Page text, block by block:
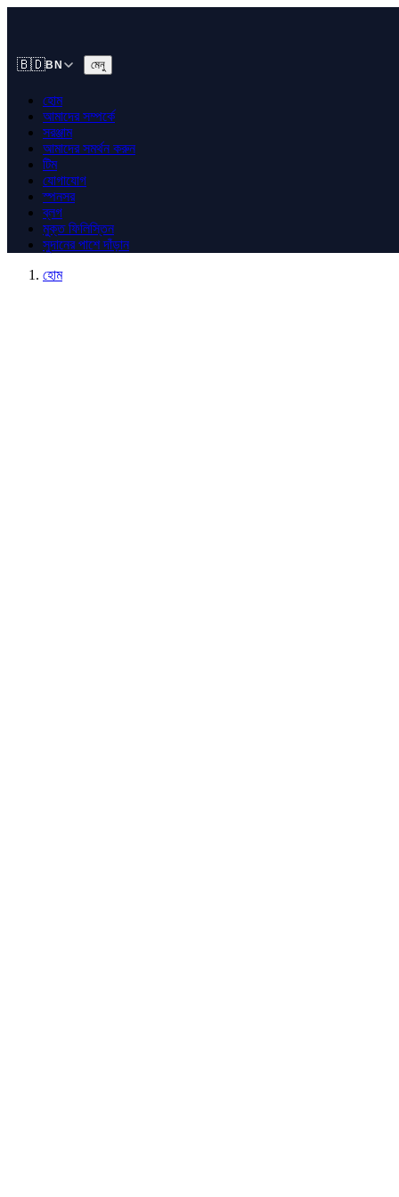
🇧🇩BN মেনু
হোম
আমাদের সম্পর্কে
সরঞ্জাম
আমাদের সমর্থন করুন
টিম
যোগাযোগ
স্পনসর
ব্লগ
মুক্ত ফিলিস্তিন
সুদানের পাশে দাঁড়ান
হোম